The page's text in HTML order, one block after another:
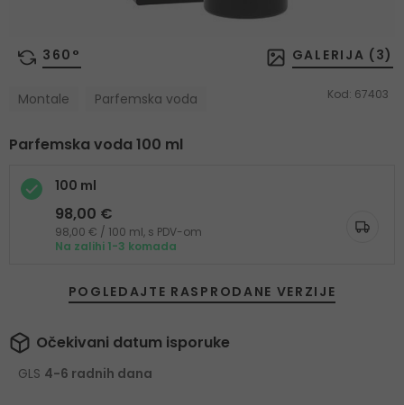
360° GALERIJA ( 3)
Montale Parfemska voda Kod: 67403
Parfemska voda 100 ml
100 ml
98,00 €
98,00 € / 100 ml, s PDV-om
Na zalihi 1-3 komada
POGLEDAJTE RASPRODANE VERZIJE
Očekivani datum isporuke
GLS 4-6 radnih dana